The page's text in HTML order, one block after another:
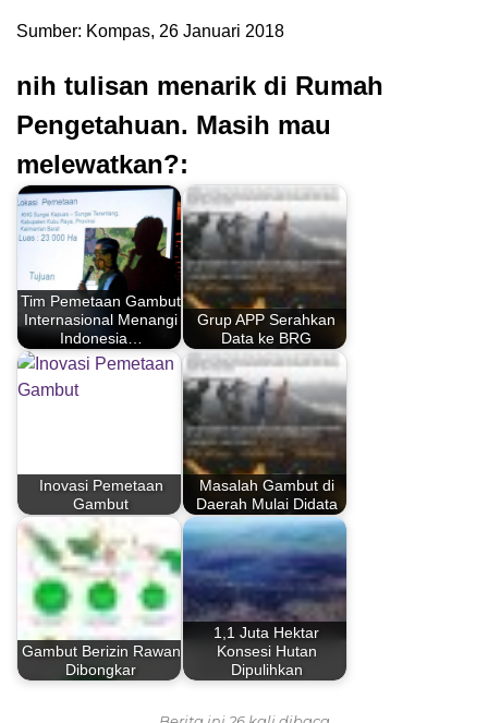
Sumber: Kompas, 26 Januari 2018
nih tulisan menarik di Rumah
Pengetahuan. Masih mau
melewatkan?:
Tim Pemetaan Gambut
Internasional Menangi
Indonesia…
Grup APP Serahkan
Data ke BRG
Inovasi Pemetaan
Gambut
Masalah Gambut di
Daerah Mulai Didata
Gambut Berizin Rawan
Dibongkar
1,1 Juta Hektar
Konsesi Hutan
Dipulihkan